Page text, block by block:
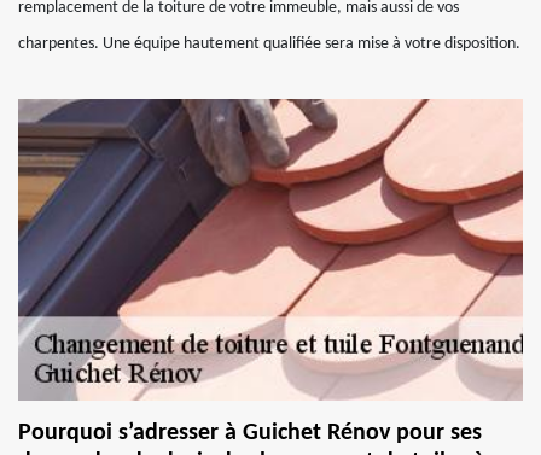
remplacement de la toiture de votre immeuble, mais aussi de vos
charpentes. Une équipe hautement qualifiée sera mise à votre disposition.
Pourquoi s’adresser à Guichet Rénov pour ses